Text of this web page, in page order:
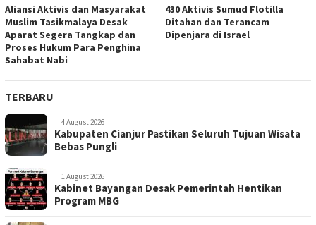
Aliansi Aktivis dan Masyarakat
Muslim Tasikmalaya Desak
Aparat Segera Tangkap dan
Proses Hukum Para Penghina
Sahabat Nabi
430 Aktivis Sumud Flotilla
Ditahan dan Terancam
Dipenjara di Israel
TERBARU
4 August 2026
Kabupaten Cianjur Pastikan Seluruh Tujuan Wisata
Bebas Pungli
1 August 2026
Kabinet Bayangan Desak Pemerintah Hentikan
Program MBG